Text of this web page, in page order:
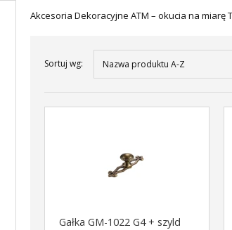
Akcesoria Dekoracyjne ATM – okucia na
Sortuj wg: Nazwa produktu A-Z
Gałka GM-1022 G4 + szyld